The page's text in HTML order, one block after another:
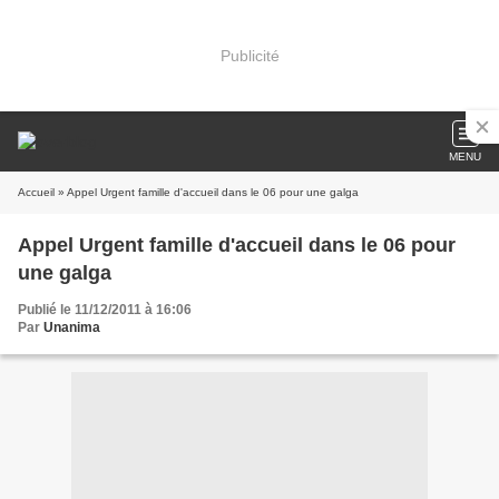
Publicité
MENU
Accueil » Appel Urgent famille d'accueil dans le 06 pour une galga
Appel Urgent famille d'accueil dans le 06 pour
une galga
Publié le 11/12/2011 à 16:06
Par Unanima